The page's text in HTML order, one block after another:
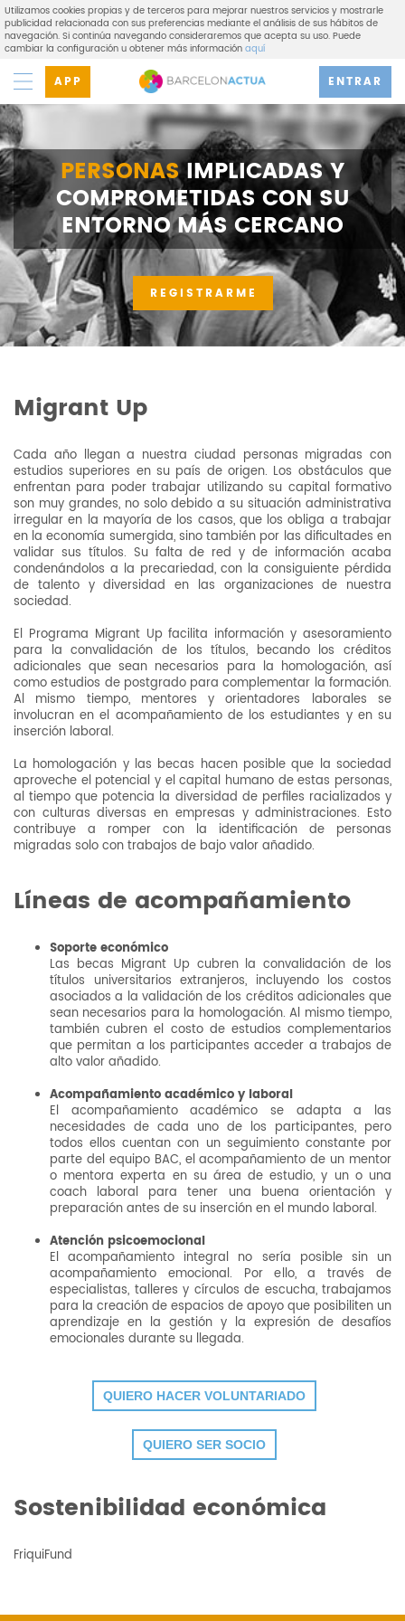
Utilizamos cookies propias y de terceros para mejorar nuestros servicios y mostrarle
publicidad relacionada con sus preferencias mediante el análisis de sus hábitos de
navegación. Si continúa navegando consideraremos que acepta su uso. Puede
cambiar la configuración u obtener más informaciónaquí
APP ENTRAR
PERSONASIMPLICADAS Y
COMPROMETIDAS CON SU
ENTORNO MÁS CERCANO
REGISTRARME
Migrant Up
Cada año llegan a nuestra ciudad personas migradas con
estudios superiores en su país de origen. Los obstáculos que
enfrentan para poder trabajar utilizando su capital formativo
son muy grandes, no solo debido a su situación administrativa
irregular en la mayoría de los casos, que los obliga a trabajar
en la economía sumergida, sino también por las dificultades en
validar sus títulos. Su falta de red y de información acaba
condenándolos a la precariedad, con la consiguiente pérdida
de talento y diversidad en las organizaciones de nuestra
sociedad.
El Programa Migrant Up facilita información y asesoramiento
para la convalidación de los títulos, becando los créditos
adicionales que sean necesarios para la homologación, así
como estudios de postgrado para complementar la formación.
Al mismo tiempo, mentores y orientadores laborales se
involucran en el acompañamiento de los estudiantes y en su
inserción laboral.
La homologación y las becas hacen posible que la sociedad
aproveche el potencial y el capital humano de estas personas,
al tiempo que potencia la diversidad de perfiles racializados y
con culturas diversas en empresas y administraciones. Esto
contribuye a romper con la identificación de personas
migradas solo con trabajos de bajo valor añadido.
Líneas de acompañamiento
Soporte económico
Las becas Migrant Up cubren la convalidación de los
títulos universitarios extranjeros, incluyendo los costos
asociados a la validación de los créditos adicionales que
sean necesarios para la homologación. Al mismo tiempo,
también cubren el costo de estudios complementarios
que permitan a los participantes acceder a trabajos de
alto valor añadido.
Acompañamiento académico y laboral
El acompañamiento académico se adapta a las
necesidades de cada uno de los participantes, pero
todos ellos cuentan con un seguimiento constante por
parte del equipo BAC, el acompañamiento de un mentor
o mentora experta en su área de estudio, y un o una
coach laboral para tener una buena orientación y
preparación antes de su inserción en el mundo laboral.
Atención psicoemocional
El acompañamiento integral no sería posible sin un
acompañamiento emocional. Por ello, a través de
especialistas, talleres y círculos de escucha, trabajamos
para la creación de espacios de apoyo que posibiliten un
aprendizaje en la gestión y la expresión de desafíos
emocionales durante su llegada.
QUIERO HACER VOLUNTARIADO
QUIERO SER SOCIO
Sostenibilidad económica
FriquiFund